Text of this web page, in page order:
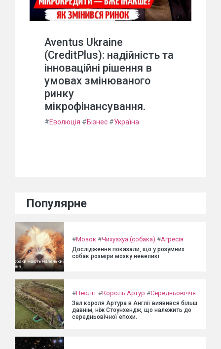
Aventus Ukraine
(CreditPlus): надійність та
інноваційні рішення в
умовах змінюваного
ринку
мікрофінансування.
#Еволюція #Бізнес #Україна
Популярне
#Мозок #Чихуахуа (собака) #Агресія
Дослідження показали, що у розумних
собак розміри мозку невеликі.
#Неоліт #Король Артур #Середньовіччя
Зал короля Артура в Англії виявився більш
давнім, ніж Стоунхендж, що належить до
середньовічної епохи.